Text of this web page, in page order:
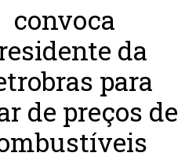
convoca
da
para
de preços de